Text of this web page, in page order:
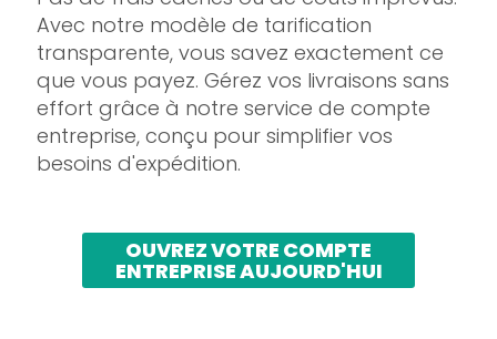
Avec notre modèle de tarification
transparente, vous savez exactement ce
que vous payez. Gérez vos livraisons sans
effort grâce à notre service de compte
entreprise, conçu pour simplifier vos
besoins d'expédition.
OUVREZ VOTRE COMPTE
ENTREPRISE AUJOURD'HUI